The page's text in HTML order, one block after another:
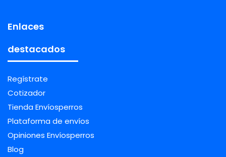
Enlaces
destacados
Regístrate
Cotizador
Tienda Envíosperros
Plataforma de envíos
Opiniones Envíosperros
Blog